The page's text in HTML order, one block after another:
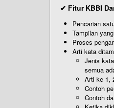
✔ Fitur KBBI
Pencarian
Tampilan
Proses
Arti kata
Jenis
semua
Arti ke-1,
Contoh
Contoh